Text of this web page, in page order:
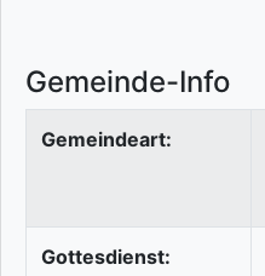
Gemeinde-Info
Gemeindeart:
Gottesdienst: